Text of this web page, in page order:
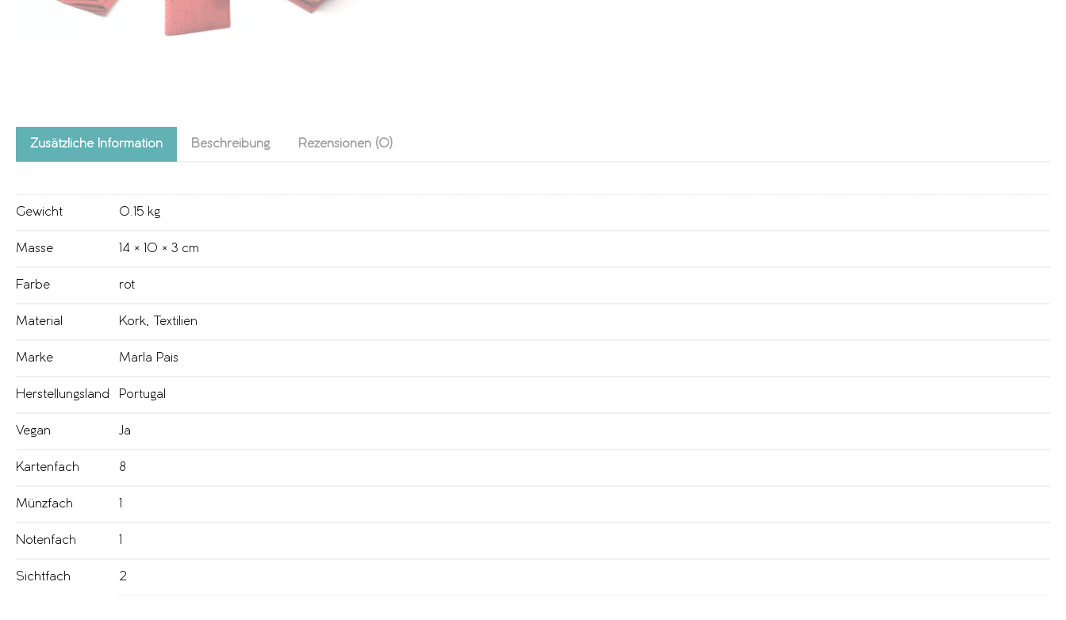
Zusätzliche Information Beschreibung Rezensionen (0)
Gewicht 0.15 kg
Masse 14 × 10 × 3 cm
Farbe rot
Material Kork, Textilien
Marke Marla Pais
Herstellungsland Portugal
Vegan Ja
Kartenfach 8
Münzfach
Notenfach
Sichtfach 2